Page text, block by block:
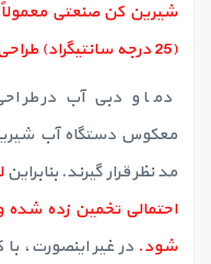
(25 درجه سانتیگراد) طراحی و تولید می شوند.
دما و دبی آب در
معکوس دستگاه آب
مد نظر قرار گیرند. بنابراین
احتمالی تخمین زده
شود. در غیر اینصورت،